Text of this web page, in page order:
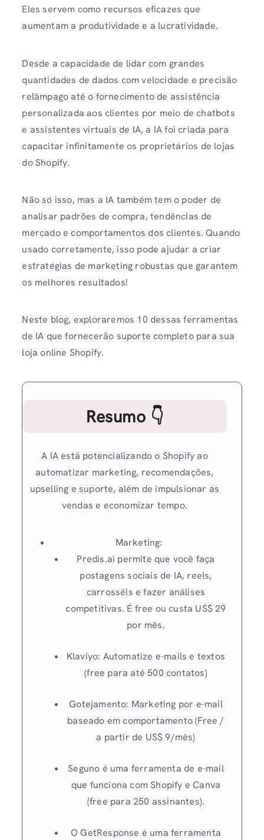
Eles servem como recursos eficazes que
aumentam a produtividade e a lucratividade.
Desde a capacidade de lidar com grandes
quantidades de dados com velocidade e precisão
relâmpago até o fornecimento de assistência
personalizada aos clientes por meio de chatbots
e assistentes virtuais de IA, a IA foi criada para
capacitar infinitamente os proprietários de lojas
do Shopify.
Não só isso, mas a IA também tem o poder de
analisar padrões de compra, tendências de
mercado e comportamentos dos clientes. Quando
usado corretamente, isso pode ajudar a criar
estratégias de marketing robustas que garantem
os melhores resultados!
Neste blog, exploraremos 10 dessas ferramentas
de IA que fornecerão suporte completo para sua
loja online Shopify.
Resumo 👇
A IA está potencializando o Shopify ao
automatizar marketing, recomendações,
upselling e suporte, além de impulsionar as
vendas e economizar tempo.
Marketing:
Predis.ai permite que você faça
postagens sociais de IA, reels,
carrosséis e fazer análises
competitivas. É free ou custa US$ 29
por mês.
Klaviyo: Automatize e-mails e textos
(free para até 500 contatos)
Gotejamento: Marketing por e-mail
baseado em comportamento (Free /
a partir de US$ 9/mês)
Seguno é uma ferramenta de e-mail
que funciona com Shopify e Canva
(free para 250 assinantes).
O GetResponse é uma ferramenta